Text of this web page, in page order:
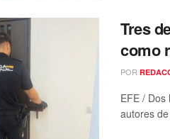
Tres
como
POR
EFE /
autores